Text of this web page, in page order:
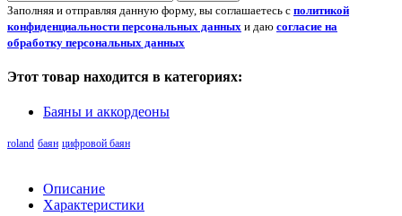
Заполняя и отправляя данную форму, вы соглашаетесь с политикой
конфиденциальности персональных данных и даю согласие на
обработку персональных данных
Этот товар находится в категориях:
Баяны и аккордеоны
roland баян цифровой баян
Описание
Характеристики